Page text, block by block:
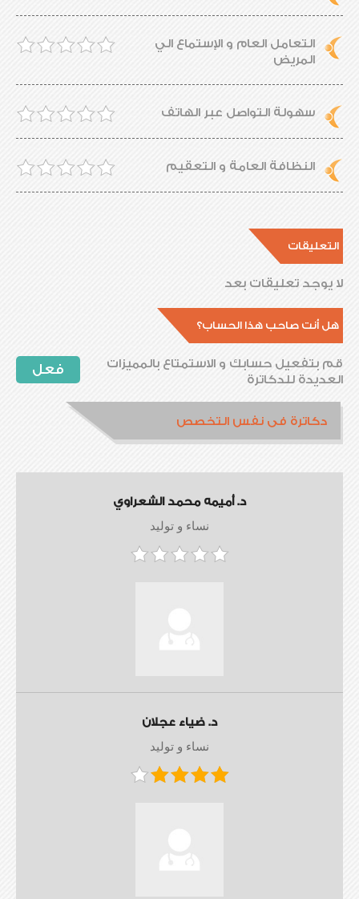
التعامل العام و الإستماع الي
المريض
سهولة التواصل عبر الهاتف
النظافة العامة و التعقيم
التعليقات
لا يوجد تعليقات بعد
هل أنت صاحب هذا الحساب؟
فعل
قم بتفعيل حسابك و الاستمتاع بالمميزات
العديدة للدكاترة
دكاترة فى نفس التخصص
د. أميمه محمد الشعراوي
نساء و توليد
د. ضياء عجلان
نساء و توليد